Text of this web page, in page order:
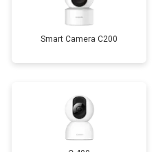
Smart Camera C200